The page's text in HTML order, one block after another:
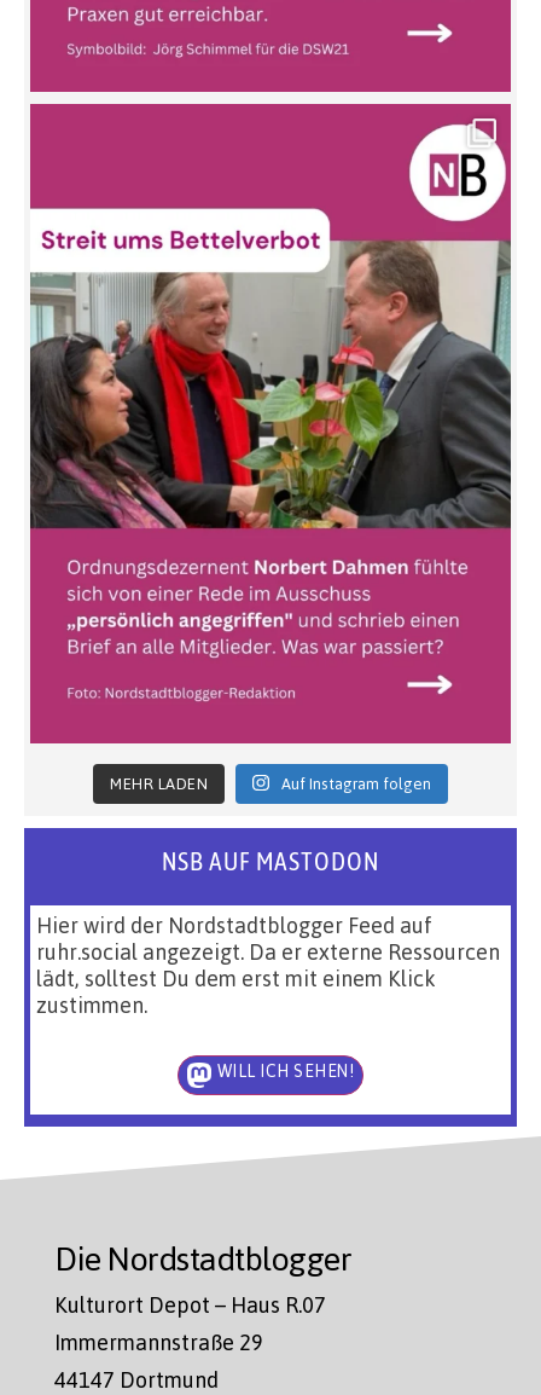
MEHR LADEN Auf Instagram folgen
NSB AUF MASTODON
Hier wird der Nordstadtblogger Feed auf
ruhr.social angezeigt. Da er externe Ressourcen
lädt, solltest Du dem erst mit einem Klick
zustimmen.
WILL ICH SEHEN!
Die Nordstadtblogger
Kulturort Depot – Haus R.07
Immermannstraße 29
44147 Dortmund